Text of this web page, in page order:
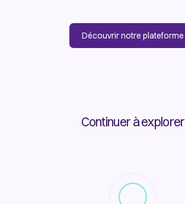
Découvrir notre plateforme
Continuer à explorer